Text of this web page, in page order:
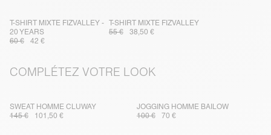
T-SHIRT MIXTE FIZVALLEY -
20 YEARS
60 €
42 €
T-SHIRT MIXTE FIZVALLEY
55 €
38,50 €
COMPLÉTEZ VOTRE LOOK
SWEAT HOMME CLUWAY
145 €
101,50 €
JOGGING HOMME BAILOW
100 €
70 €